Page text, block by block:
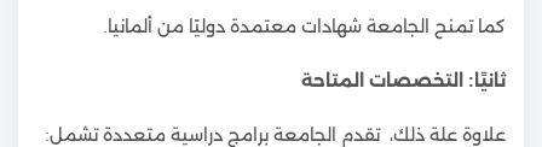
كما تمنح الجامعة شهادات معتمدة دوليًا من ألمانيا.
ثانيًا: التخصصات المتاحة
علاوة علة ذلك، تقدم الجامعة برامج دراسية متعددة تشمل: